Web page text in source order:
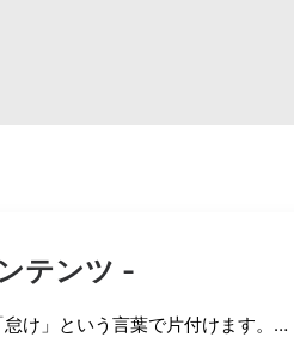
テンツ -
け」という言葉で片付けます。…